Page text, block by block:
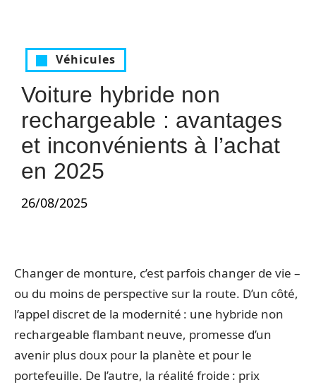
Véhicules
Voiture hybride non
rechargeable : avantages
et inconvénients à l’achat
en 2025
26/08/2025
Changer de monture, c’est parfois changer de vie –
ou du moins de perspective sur la route. D’un côté,
l’appel discret de la modernité : une hybride non
rechargeable flambant neuve, promesse d’un
avenir plus doux pour la planète et pour le
portefeuille. De l’autre, la réalité froide : prix